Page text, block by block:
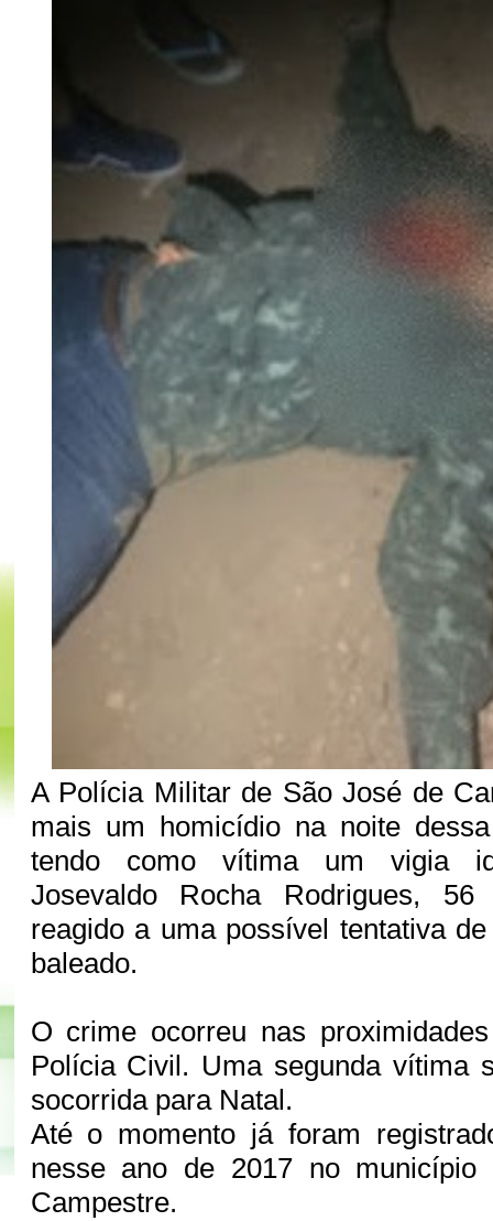
A Polícia Militar de São José de
mais um homicídio na noite
tendo como vítima um vigia
Josevaldo Rocha Rodrigues,
reagido a uma possível tentativa
baleado.
O crime ocorreu nas
Polícia Civil. Uma segunda vítima
socorrida para Natal.
Até o momento já foram
nesse ano de 2017 no
Campestre.